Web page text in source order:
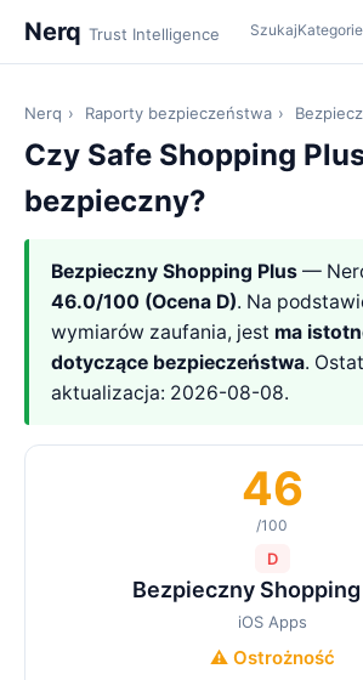
Nerq Trust Intelligence Szukaj
Nerq › Raporty bezpieczeństwa ›
Czy Safe Shopping
bezpieczny?
Bezpieczny Shopping Plus —
46.0/100 (Ocena D). Na
wymiarów zaufania, jest ma
dotyczące bezpieczeństwa.
aktualizacja: 2026-08-08.
46
/100
D
Bezpieczny
iOS Apps
⚠️ Ostrożność